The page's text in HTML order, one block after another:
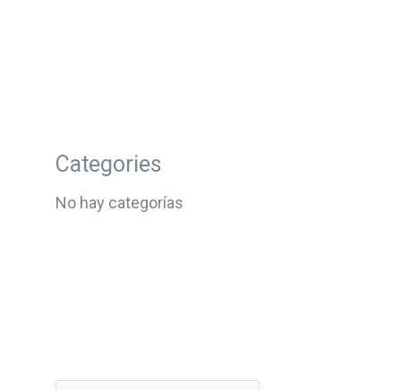
Categories
No hay categorías